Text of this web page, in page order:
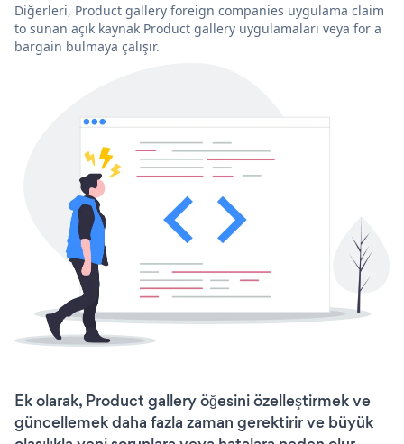
Diğerleri, Product gallery foreign companies uygulama claim
to sunan açık kaynak Product gallery uygulamaları veya for a
bargain bulmaya çalışır.
Ek olarak, Product gallery öğesini özelleştirmek ve
güncellemek daha fazla zaman gerektirir ve büyük